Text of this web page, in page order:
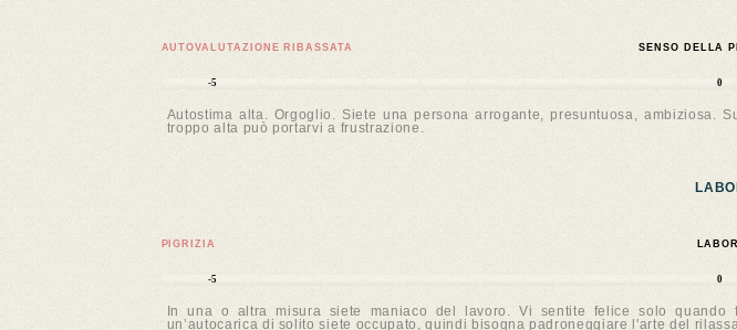
AUTOVALUTAZIONE RIBASSATA SENSO DELLA
-5 0
Autostima alta. Orgoglio. Siete una persona arrogante, presuntuosa, ambiziosa.
troppo alta può portarvi a frustrazione.
PIGRIZIA
-5 0
In una o altra misura siete maniaco del lavoro. Vi sentite felice solo quando
un’autocarica di solito siete occupato, quindi bisogna padroneggiare l'arte del